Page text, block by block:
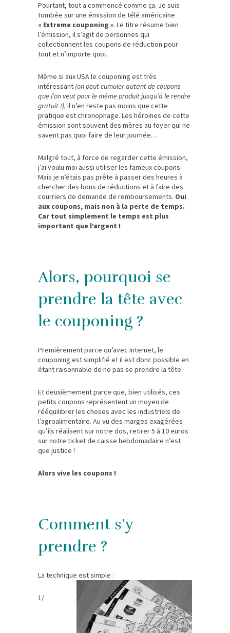
Pourtant, tout a commencé comme ça. Je suis
tombée sur une émission de télé américaine
« Extreme couponing ». Le titre résume bien
l’émission, il s’agit de personnes qui
collectionnent les coupons de réduction pour
tout et n’importe quoi.
Même si aux USA le couponing est très
intéressant (on peut cumuler autant de coupons
que l’on veut pour le même produit jusqu’à le rendre
gratuit !), il n’en reste pas moins que cette
pratique est chronophage. Les héroïnes de cette
émission sont souvent des mères au foyer qui ne
savent pas quoi faire de leur journée…
Malgré tout, à force de regarder cette émission,
j’ai voulu moi aussi utiliser les fameux coupons.
Mais je n’étais pas prête à passer des heures à
chercher des bons de réductions et à faire des
courriers de demande de remboursements. Oui
aux coupons, mais non à la perte de temps.
Car tout simplement le temps est plus
important que l’argent !
Alors, pourquoi se
prendre la tête avec
le couponing ?
Premièrement parce qu’avec Internet, le
couponing est simplifié et il est donc possible en
étant raisonnable de ne pas se prendre la tête.
Et deuxièmement parce que, bien utilisés, ces
petits coupons représentent un moyen de
rééquilibrer les choses avec les industriels de
l’agroalimentaire. Au vu des marges exagérées
qu’ils réalisent sur notre dos, retirer 5 à 10 euros
sur notre ticket de caisse hebdomadaire n’est
que justice !
Alors vive les coupons !
Comment s’y
prendre ?
La technique est simple :
1/